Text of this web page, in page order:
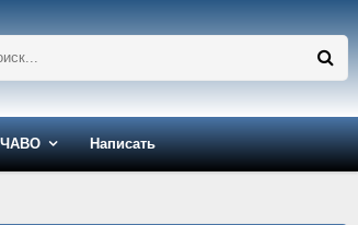
ЧАВО Написать